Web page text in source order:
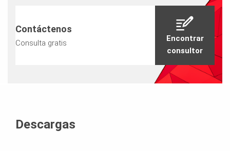
Contáctenos
Consulta gratis
Encontrar
consultor
Descargas